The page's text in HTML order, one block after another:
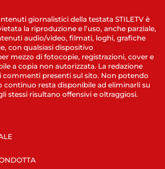
giornalistici della testata STILETV è
la riproduzione e l’uso, anche parziale,
audio/video, filmati, loghi, grafiche
con qualsiasi dispositivo
mezzo di fotocopie, registrazioni, cover e
a copia non autorizzata. La redazione
commenti presenti sul sito. Non potendo
continuo resta disponibile ad eliminarli su
stessi risultano offensivi e oltraggiosi.